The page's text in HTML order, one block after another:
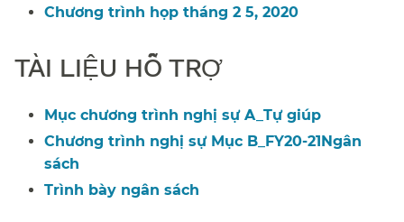
Chương trình họp tháng 2 5, 2020​​
TÀI LIỆU HỖ TRỢ​​
Mục chương trình nghị sự A_Tự giúp​​
Chương trình nghị sự Mục B_FY20-21Ngân
sách​​
Trình bày ngân sách​​